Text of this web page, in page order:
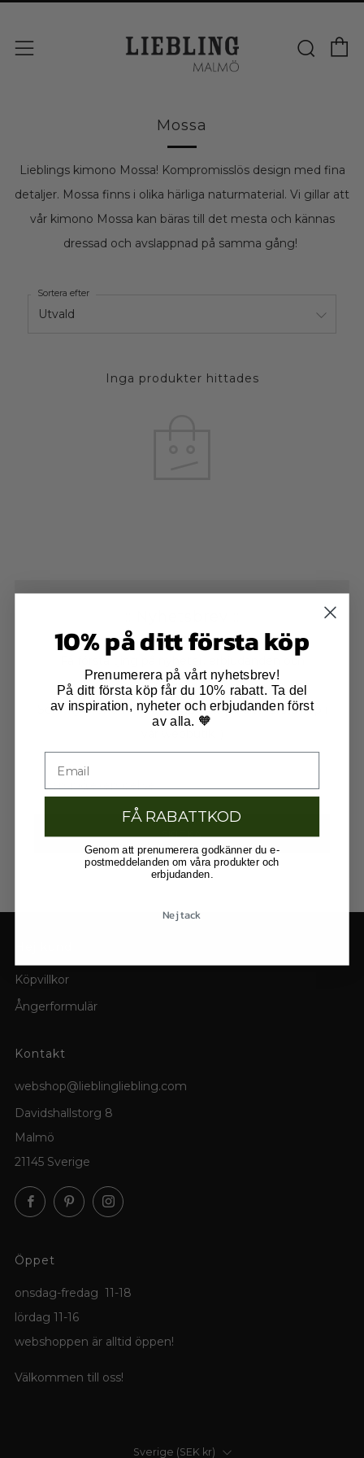
Sök
Mossa
Lieblings kimono Mossa! Kompromisslös design med fina
detaljer. Mossa finns i olika härliga naturmaterial. Vi gillar att
vår kimono Mossa kan bärastill det mesta och kännas
dressad och avslappnad på samma gång!
Sortera efter
Inga produkter hittades
Få första tjing på nyheter, erbjudanden och
inspiration.
Som ny prenumerant får du 10% på ditt första köp i
Email
Köpvillkor
Ångerformulär
Kontakt
webshop@lieblingliebling.com
Davidshallstorg 8
Malmö
21145 Sverige
FacebookPinterestInstagram
Öppet
onsdag-fredag 11-18
lördag 11-16
webshoppen är alltid öppen!
Välkommen till oss!
Land
Sverige (SEK kr)
10% på ditt första köp
Prenumerera på vårt nyhetsbrev!
På ditt första köp får du 10% rabatt. Ta del
av inspiration, nyheter och erbjudanden först
av alla. 🧡
FÅ RABATTKOD
Genom att prenumerera godkänner du e-
postmeddelanden om våra produkter och
erbjudanden.
Nej tack